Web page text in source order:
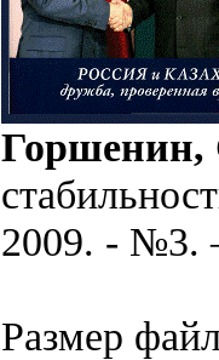
Горшенин,
2009. - №3.
Размер